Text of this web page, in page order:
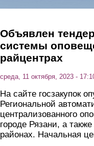
Объявлен
системы
райцентрах
среда, 11 октября, 2023 -
На сайте госзакупок
Региональной
централизованного
городе Рязани, а
районах. Начальная